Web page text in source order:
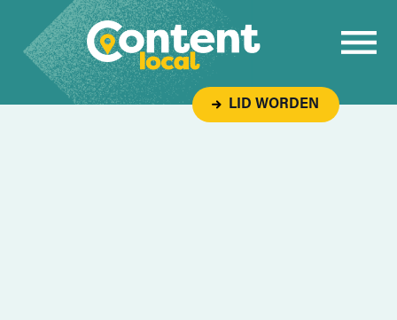
Overslaan naar inhoud
LID WORDEN